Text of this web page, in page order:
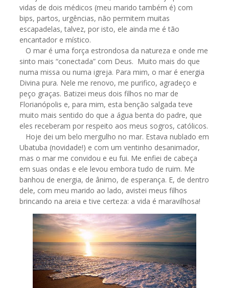
vidas de dois médicos (meu marido também é) com
bips, partos, urgências, não permitem muitas
escapadelas, talvez, por isto, ele ainda me é tão
encantador e místico.
O mar é uma força estrondosa da natureza e onde me
sinto mais “conectada” com Deus. Muito mais do que
numa missa ou numa igreja. Para mim, o mar é energia
Divina pura. Nele me renovo, me purifico, agradeço e
peço graças. Batizei meus dois filhos no mar de
Florianópolis e, para mim, esta benção salgada teve
muito mais sentido do que a água benta do padre, que
eles receberam por respeito aos meus sogros, católicos.
Hoje dei um belo mergulho no mar. Estava nublado em
Ubatuba (novidade!) e com um ventinho desanimador,
mas o mar me convidou e eu fui. Me enfiei de cabeça
em suas ondas e ele levou embora tudo de ruim. Me
banhou de energia, de ânimo, de esperança. E, de dentro
dele, com meu marido ao lado, avistei meus filhos
brincando na areia e tive certeza: a vida é maravilhosa!